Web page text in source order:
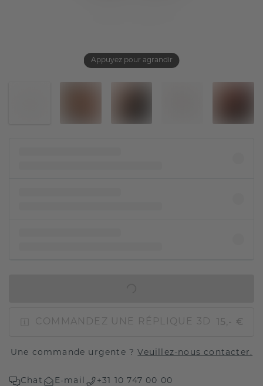
Appuyez pour agrandir
COMMANDEZ UNE RÉPLIQUE 3D 15,- €
Une commande urgente ?Veuillez-nous contacter.
Chat E-mail +31 10 747 00 00